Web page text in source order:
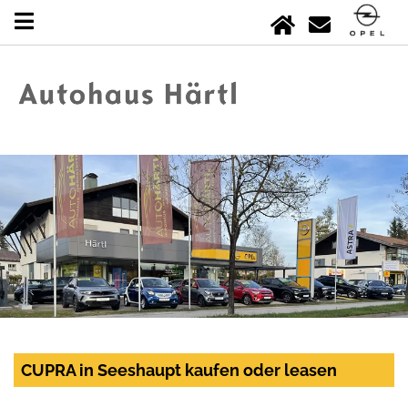
CUPRA in Seeshaupt kaufen oder leasen